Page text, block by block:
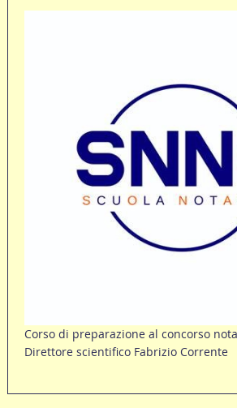
Corso di preparazione al concorso
Direttore scientifico Fabrizio Corrente